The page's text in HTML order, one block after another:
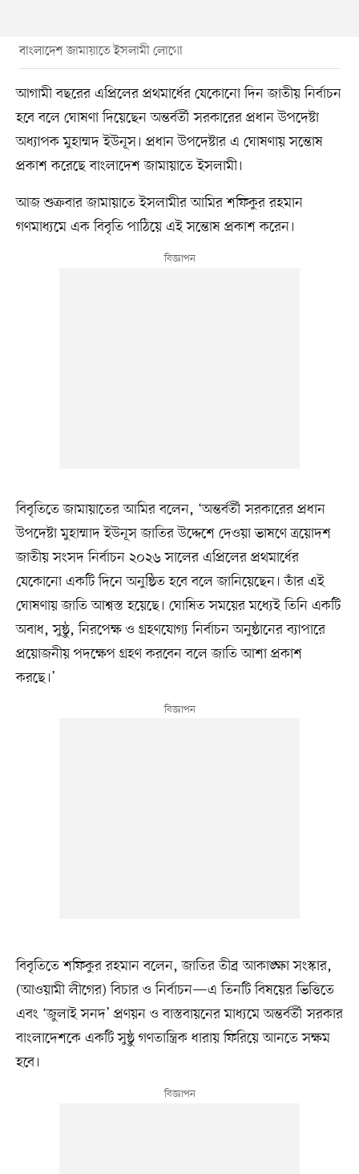
বাংলাদেশ জামায়াতে ইসলামী লোগো
আগামী বছরের এপ্রিলের প্রথমার্ধের যেকোনো দিন জাতীয় নির্বাচন
হবে বলে ঘোষণা দিয়েছেন অন্তর্বর্তী সরকারের প্রধান উপদেষ্টা
অধ্যাপক মুহাম্মদ ইউনূস। প্রধান উপদেষ্টার এ ঘোষণায় সন্তোষ
প্রকাশ করেছে বাংলাদেশ জামায়াতে ইসলামী।
আজ শুক্রবার জামায়াতে ইসলামীর আমির শফিকুর রহমান
গণমাধ্যমে এক বিবৃতি পাঠিয়ে এই সন্তোষ প্রকাশ করেন।
বিবৃতিতে জামায়াতের আমির বলেন, ‘অন্তর্বর্তী সরকারের প্রধান
উপদেষ্টা মুহাম্মাদ ইউনূস জাতির উদ্দেশে দেওয়া ভাষণে ত্রয়োদশ
জাতীয় সংসদ নির্বাচন ২০২৬ সালের এপ্রিলের প্রথমার্ধের
যেকোনো একটি দিনে অনুষ্ঠিত হবে বলে জানিয়েছেন। তাঁর এই
ঘোষণায় জাতি আশ্বস্ত হয়েছে। ঘোষিত সময়ের মধ্যেই তিনি একটি
অবাধ, সুষ্ঠু, নিরপেক্ষ ও গ্রহণযোগ্য নির্বাচন অনুষ্ঠানের ব্যাপারে
প্রয়োজনীয় পদক্ষেপ গ্রহণ করবেন বলে জাতি আশা প্রকাশ
করছে।’
বিবৃতিতে শফিকুর রহমান বলেন, জাতির তীব্র আকাঙ্ক্ষা সংস্কার,
(আওয়ামী লীগের) বিচার ও নির্বাচন—এ তিনটি বিষয়ের ভিত্তিতে
এবং ‘জুলাই সনদ’ প্রণয়ন ও বাস্তবায়নের মাধ্যমে অন্তর্বর্তী সরকার
বাংলাদেশকে একটি সুষ্ঠু গণতান্ত্রিক ধারায় ফিরিয়ে আনতে সক্ষম
হবে।